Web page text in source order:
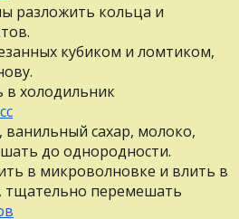
разложить кольца и
кубиком и ломтиком,
в холодильник
ванильный сахар, молоко,
до однородности.
в микроволновке и влить в
тщательно перемешать